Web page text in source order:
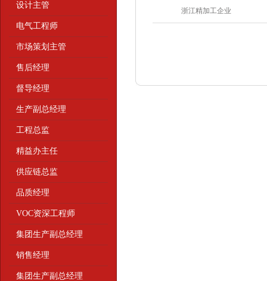
设计主管
电气工程师
市场策划主管
售后经理
督导经理
生产副总经理
工程总监
精益办主任
供应链总监
品质经理
VOC资深工程师
集团生产副总经理
销售经理
集团生产副总经理
浙江精加工企业